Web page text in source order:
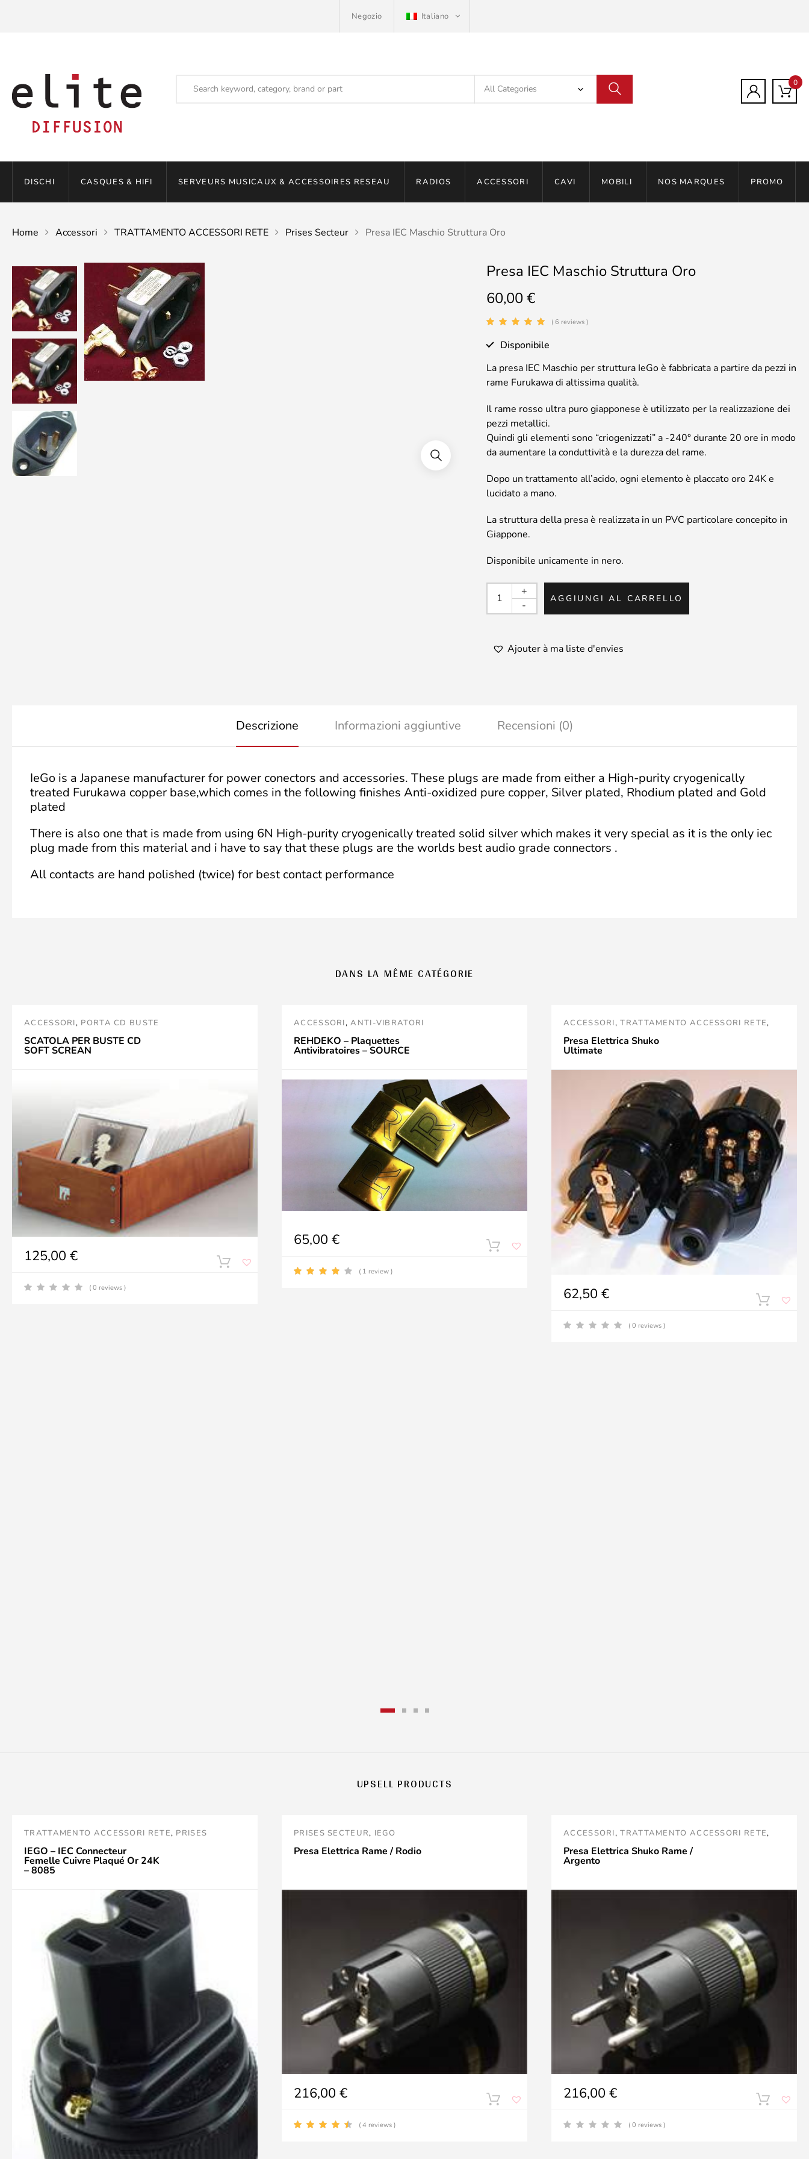
Negozio Italiano
0
DISCHI CASQUES & HIFI SERVEURS MUSICAUX & ACCESSOIRES RESEAU RADIOS ACCESSORI CAVI MOBILI NOS MARQUES PROMO
Home Accessori TRATTAMENTO ACCESSORI RETE Prises Secteur Presa IEC Maschio Struttura Oro
Presa IEC Maschio Struttura Oro
60,00€
( 6 reviews )
Disponibile
La presa IEC Maschio per struttura IeGo è fabbricata a partire da pezzi in
rame Furukawa di altissima qualità.
Il rame rosso ultra puro giapponese è utilizzato per la realizzazione dei
pezzi metallici.
Quindi gli elementi sono “criogenizzati” a -240° durante 20 ore in modo
da aumentare la conduttività e la durezza del rame.
Dopo un trattamento all’acido, ogni elemento è placcato oro 24K e
lucidato a mano.
La struttura della presa è realizzata in un PVC particolare concepito in
Giappone.
Disponibile unicamente in nero.
Presa
IEC
Oro
-
+
AGGIUNGI AL CARRELLO
Ajouter à ma liste d'envies
Descrizione Informazioni aggiuntive Recensioni (0)
IeGo is a Japanese manufacturer for power conectors and accessories. These plugs are made from either a High-purity cryogenically
treated Furukawa copper base,which comes in the following finishes Anti-oxidized pure copper, Silver plated, Rhodium plated and Gold
plated
There is also one that is made from using 6N High-purity cryogenically treated solid silver which makes it very special as it is the only iec
plug made from this material and i have to say that these plugs are the worlds best audio grade connectors .
All contacts are hand polished (twice) for best contact performance
DANS LA MÊME CATÉGORIE
ACCESSORI, PORTA CD BUSTE
SCATOLA PER BUSTE CD
SOFT SCREAN
125,00 €
( 0 reviews )
ACCESSORI,ANTI-VIBRATORI
REHDEKO – Plaquettes
Antivibratoires – SOURCE
65,00 €
( 1 review )
ACCESSORI,TRATTAMENTO ACCESSORI RETE,
PRISES SECTEUR
Presa Elettrica Shuko
Ultimate
62,50 €
( 0 reviews )
UPSELL PRODUCTS
TRATTAMENTO ACCESSORI RETE, PRISES
SECTEUR,CONNECTIQUE
IEGO – IEC Connecteur
Femelle Cuivre Plaqué Or 24K
– 8085
PRISES SECTEUR, IEGO
Presa Elettrica Rame / Rodio
216,00 €
( 4 reviews )
ACCESSORI,TRATTAMENTO ACCESSORI RETE,
PRISES SECTEUR,IEGO
Presa Elettrica Shuko Rame /
Argento
216,00 €
( 0 reviews )